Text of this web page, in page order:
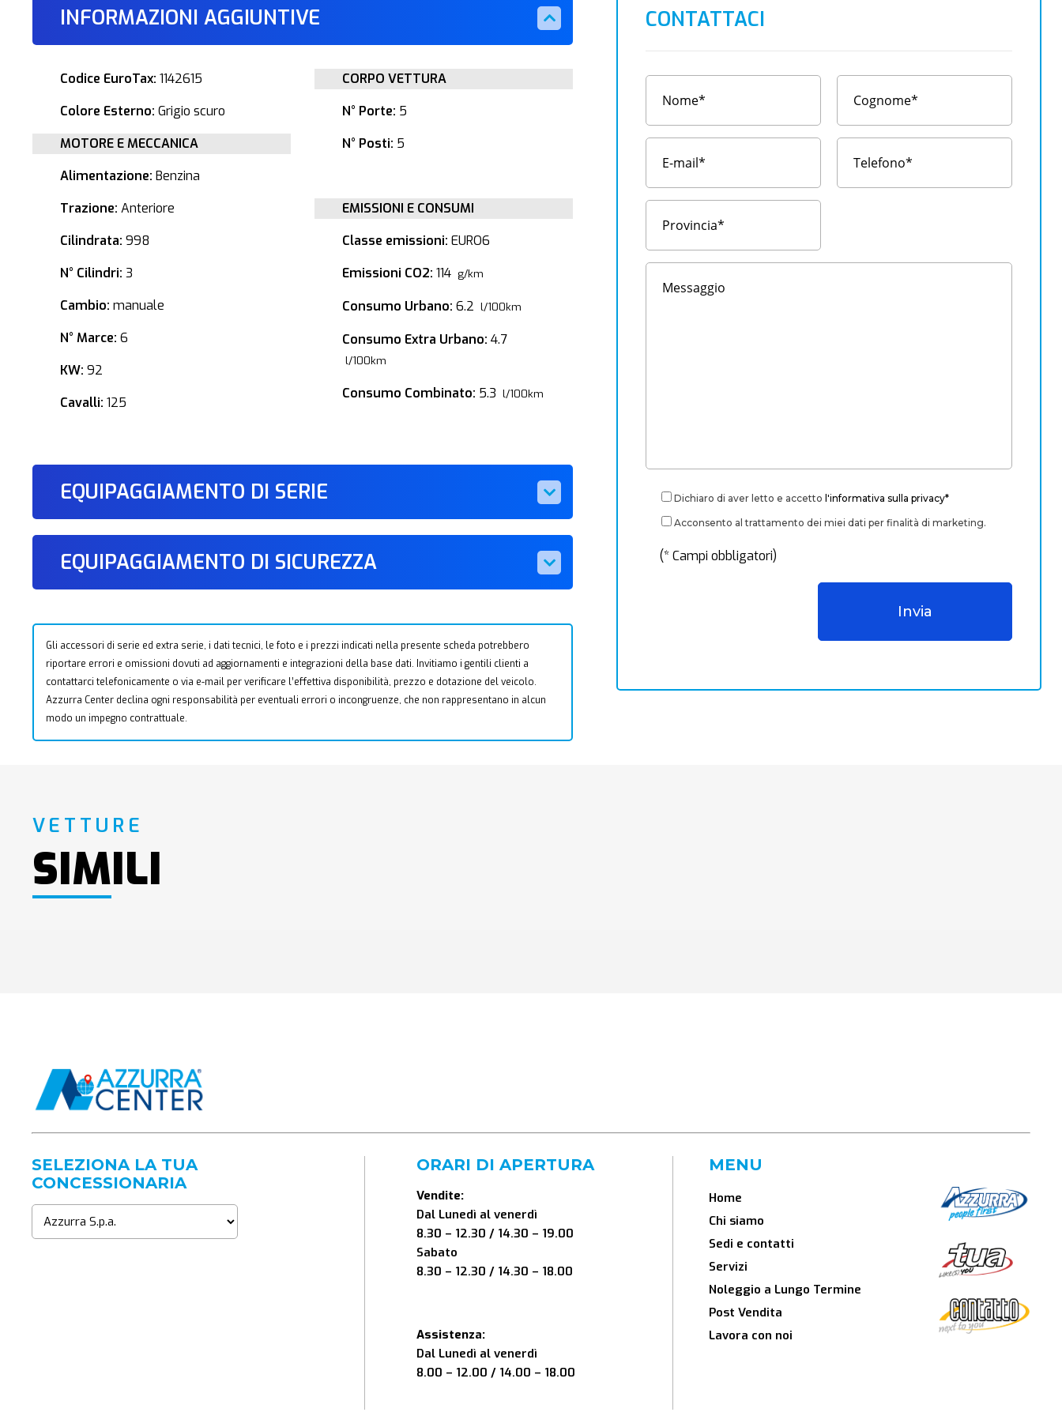
INFORMAZIONI AGGIUNTIVE
Codice EuroTax: 1142615
Colore Esterno: Grigio scuro
MOTORE E MECCANICA
Alimentazione: Benzina
Trazione: Anteriore
Cilindrata: 998
N° Cilindri: 3
Cambio: manuale
N° Marce: 6
KW: 92
Cavalli: 125
CORPO VETTURA
N° Porte: 5
N° Posti: 5
EMISSIONI E CONSUMI
Classe emissioni: EURO6
Emissioni CO2: 114 g/km
Consumo Urbano: 6.2 l/100km
Consumo Extra Urbano: 4.7
l/100km
Consumo Combinato: 5.3 l/100km
EQUIPAGGIAMENTO DI SERIE
EQUIPAGGIAMENTO DI SICUREZZA
Gli accessori di serie ed extra serie, i dati tecnici, le foto e i prezzi indicati nella presente scheda potrebbero
riportare errori e omissioni dovuti ad aggiornamenti e integrazioni della base dati. Invitiamo i gentili clienti a
contattarci telefonicamente o via e-mail per verificare l’effettiva disponibilità, prezzo e dotazione del veicolo.
Azzurra Center declina ogni responsabilità per eventuali errori o incongruenze, che non rappresentano in alcun
modo un impegno contrattuale.
CONTATTACI
Dichiaro di aver letto e accetto l'informativa sulla privacy*
Acconsento al trattamento dei miei dati per finalità di marketing.
(* Campi obbligatori)
VETTURE
SIMILI
SELEZIONA LA TUA
CONCESSIONARIA
ORARI DI APERTURA
Vendite:
Dal Lunedì al venerdì
8.30 – 12.30 / 14.30 – 19.00
Sabato
8.30 – 12.30 / 14.30 – 18.00
Assistenza:
Dal Lunedì al venerdì
8.00 – 12.00 / 14.00 – 18.00
MENU
Home
Chi siamo
Sedi e contatti
Servizi
Noleggio a Lungo Termine
Post Vendita
Lavora con noi